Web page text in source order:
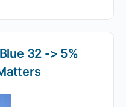
32 -> 5%